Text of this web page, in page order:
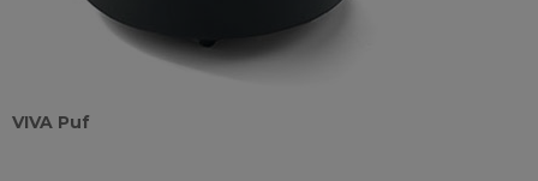
VIVA Puf